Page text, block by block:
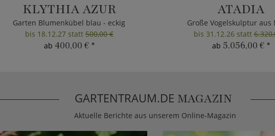
KLYTHIA AZUR
Garten Blumenkübel blau - eckig
bis 18.12.27 statt500,00 €
ab 400,00 € *
ATADIA
Große Vogelskulptur aus
bis 31.12.26 statt
ab 5.056,00 € *
GARTENTRAUM.DE MAGAZIN
Aktuelle Berichte aus unserem Online-Magazin